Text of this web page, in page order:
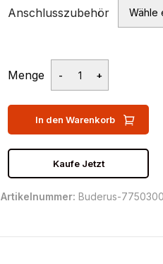
Anschlusszubehör
Menge
In den Warenkorb
Kaufe Jetzt
Artikelnummer: Buderus-